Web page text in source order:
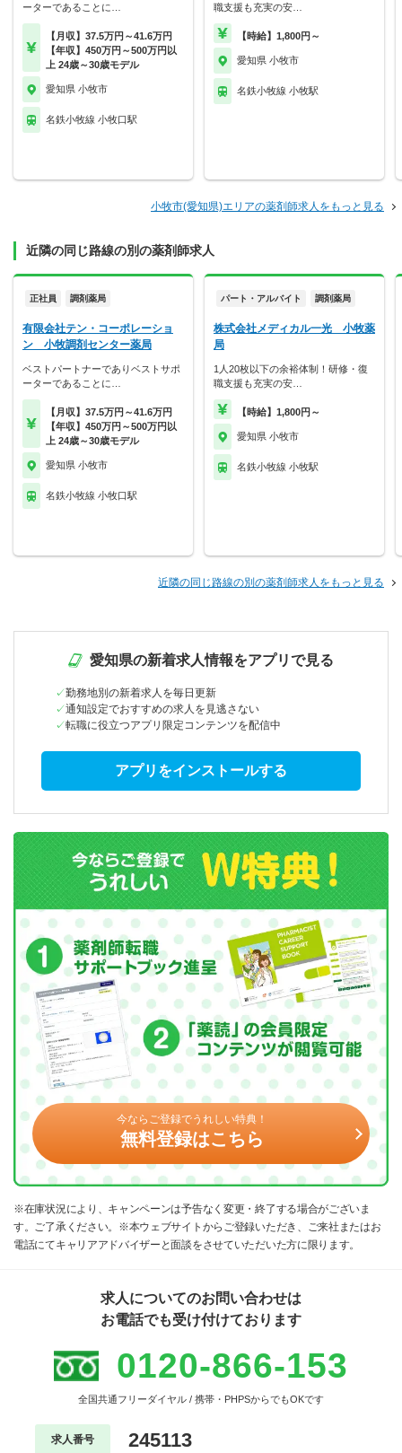
ーターであることに…
【月収】37.5万円～41.6万円
【年収】450万円～500万円以
上 24歳～30歳モデル
愛知県 小牧市
名鉄小牧線 小牧口駅
職支援も充実の安…
【時給】1,800円～
愛知県 小牧市
名鉄小牧線 小牧駅
小牧市(愛知県)エリアの薬剤師求人をもっと見る
近隣の同じ路線の別の薬剤師求人
正社員 調剤薬局
有限会社テン・コーポレーショ
ン 小牧調剤センター薬局
ベストパートナーでありベストサポ
ーターであることに…
【月収】37.5万円～41.6万円
【年収】450万円～500万円以
上 24歳～30歳モデル
愛知県 小牧市
名鉄小牧線 小牧口駅
パート・アルバイト 調剤薬局
株式会社メディカル一光 小牧薬
局
1人20枚以下の余裕体制！研修・復
職支援も充実の安…
【時給】1,800円～
愛知県 小牧市
名鉄小牧線 小牧駅
近隣の同じ路線の別の薬剤師求人をもっと見る
愛知県の新着求人情報をアプリで見る
勤務地別の新着求人を毎日更新
通知設定でおすすめの求人を見逃さない
転職に役立つアプリ限定コンテンツを配信中
アプリをインストールする
今ならご登録でうれしい特典！
無料登録はこちら
※在庫状況により、キャンペーンは予告なく変更・終了する場合がございま
す。ご了承ください。※本ウェブサイトからご登録いただき、ご来社またはお
電話にてキャリアアドバイザーと面談をさせていただいた方に限ります。
求人についてのお問い合わせは
お電話でも受け付けております
0120-866-153
全国共通フリーダイヤル / 携帯・PHPSからでもOKです
求人番号 245113